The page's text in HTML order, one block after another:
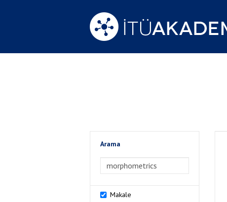
Arama
>Arama
Makale